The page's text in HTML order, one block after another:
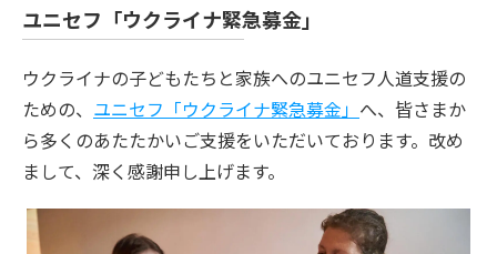
ユニセフ「ウクライナ緊急募金」
ウクライナの子どもたちと家族へのユニセフ人道支援の
ための、 ユニセフ「ウクライナ緊急募金」 へ、皆さまか
ら多くのあたたかいご支援をいただいております。改め
まして、深く感謝申し上げます。